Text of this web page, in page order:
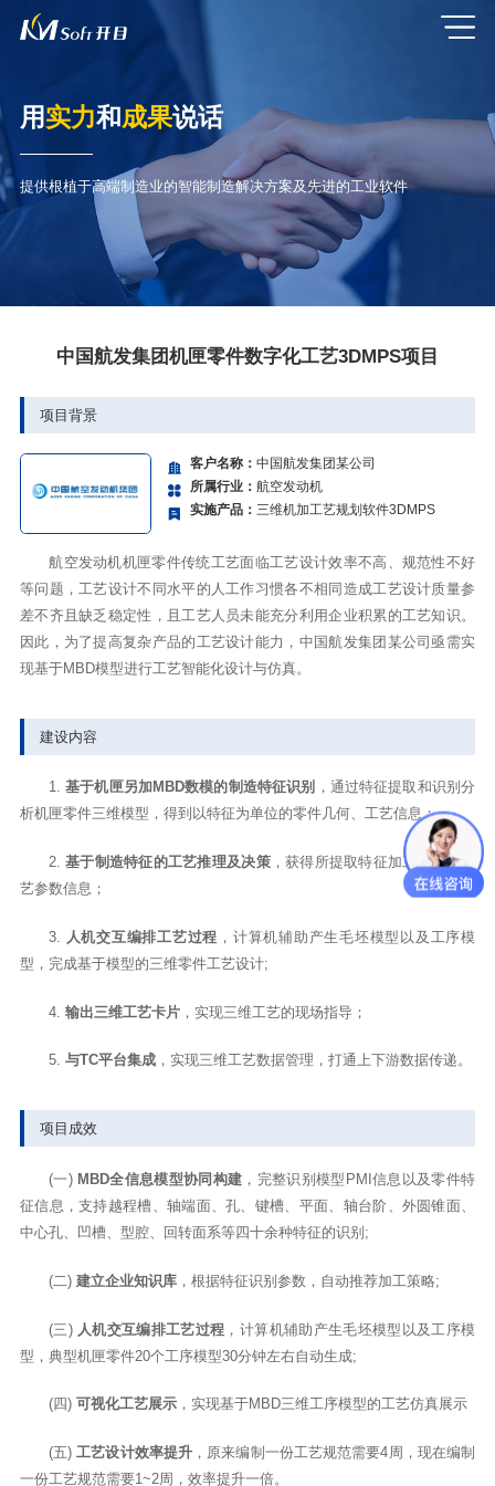
用实力和成果说话
提供根植于高端制造业的智能制造解决方案及先进的工业软件
中国航发集团机匣零件数字化工艺3DMPS项目
项目背景
客户名称：中国航发集团某公司
所属行业：航空发动机
实施产品：三维机加工艺规划软件3DMPS
航空发动机机匣零件传统工艺面临工艺设计效率不高、规范性不好
等问题，工艺设计不同水平的人工作习惯各不相同造成工艺设计质量参
差不齐且缺乏稳定性，且工艺人员未能充分利用企业积累的工艺知识。
因此，为了提高复杂产品的工艺设计能力，中国航发集团某公司亟需实
现基于MBD模型进行工艺智能化设计与仿真。
建设内容
1.基于机匣另加MBD数模的制造特征识别
，通过特征提取和识别分
析机匣零件三维模型，得到以特征为单位的零件几何、工艺信息；
2.基于制造特征的工艺推理及决策，获得所提取特征加工需要的工
艺参数信息；
3. 人机交互编排工艺过程 ，计算机辅助产生毛坯模型以及工序模
型，完成基于模型的三维零件工艺设计;
4. 输出三维工艺卡片，实现三维工艺的现场指导；
5. 与TC平台集成，实现三维工艺数据管理，打通上下游数据传递。
项目成效
(一) MBD全信息模型协同构建 ，完整识别模型PMI信息以及零件特
征信息，支持越程槽、轴端面、孔、键槽、平面、轴台阶、外圆锥面、
中心孔、凹槽、型腔、回转面系等四十余种特征的识别;
(二) 建立企业知识库，根据特征识别参数，自动推荐加工策略;
(三) 人机交互编排工艺过程 ，计算机辅助产生毛坯模型以及工序模
型，典型机匣零件20个工序模型30分钟左右自动生成;
(四) 可视化工艺展示，实现基于MBD三维工序模型的工艺仿真展示
(五)工艺设计效率提升 ，原来编制一份工艺规范需要4周，现在编制
一份工艺规范需要1~2周，效率提升一倍。